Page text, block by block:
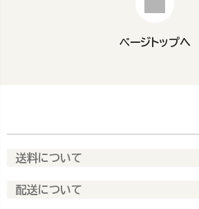
ページトップへ
送料について
配送について